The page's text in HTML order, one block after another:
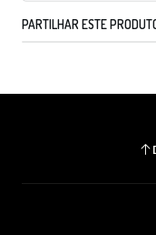
PARTILHAR ESTE